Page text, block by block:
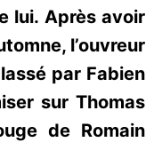
lui. Après avoir
l’ouvreur
par Fabien
sur Thomas
de Romain